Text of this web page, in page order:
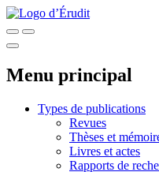
Menu principal
Types de publications
Revues
Thèses et
Livres et actes
Rapports de